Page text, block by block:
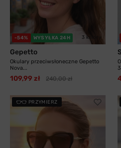
-54% WYSYŁKA 24H 3 kolory
Gepetto
Okulary przeciwsłoneczne Gepetto
Nova...
109,99 zł 240,00 zł
PRZYMIERZ